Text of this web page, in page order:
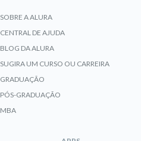
SOBRE A ALURA
CENTRAL DE AJUDA
BLOG DA ALURA
SUGIRA UM CURSO OU CARREIRA
GRADUAÇÃO
PÓS-GRADUAÇÃO
MBA